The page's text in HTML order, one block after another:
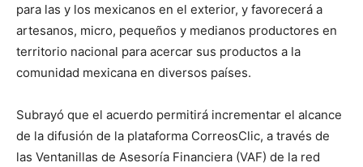
para las y los mexicanos en el exterior, y favorecerá a
artesanos, micro, pequeños y medianos productores en
territorio nacional para acercar sus productos a la
comunidad mexicana en diversos países.
Subrayó que el acuerdo permitirá incrementar el alcance
de la difusión de la plataforma CorreosClic, a través de
las Ventanillas de Asesoría Financiera (VAF) de la red